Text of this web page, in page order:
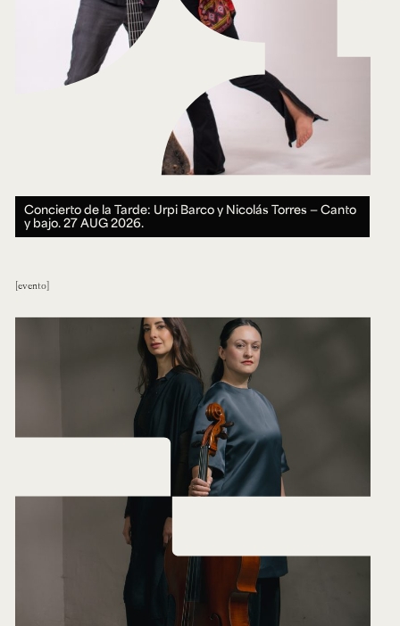
Concierto de la Tarde: Urpi Barco y Nicolás Torres — Canto
y bajo.27 AUG 2026.
evento